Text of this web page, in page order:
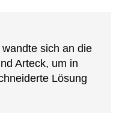
sich an die
Arteck, um in
Lösung